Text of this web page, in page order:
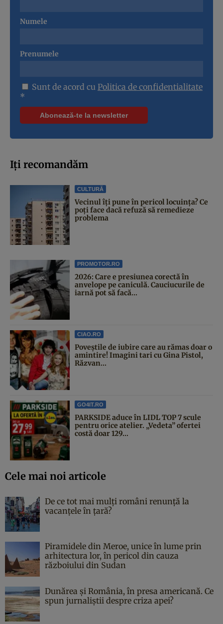
Numele
Prenumele
Sunt de acord cu Politica de confidentialitate
*
Iți recomandăm
CULTURĂ
Vecinul îți pune în pericol locuința? Ce
poți face dacă refuză să remedieze
problema
PROMOTOR.RO
2026: Care e presiunea corectă în
anvelope pe caniculă. Cauciucurile de
iarnă pot să facă...
CIAO.RO
Poveştile de iubire care au rămas doar o
amintire! Imagini tari cu Gina Pistol,
Răzvan...
GO4IT.RO
PARKSIDE aduce în LIDL TOP 7 scule
pentru orice atelier. „Vedeta” ofertei
costă doar 129...
Cele mai noi articole
De ce tot mai mulți români renunță la
vacanțele în țară?
Piramidele din Meroe, unice în lume prin
arhitectura lor, în pericol din cauza
războiului din Sudan
Dunărea și România, în presa americană. Ce
spun jurnaliștii despre criza apei?